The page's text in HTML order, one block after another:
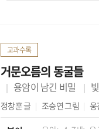
교과수록
거문오름의 동굴들
용암이 남긴 비밀
정창훈글 조승연그림 웅